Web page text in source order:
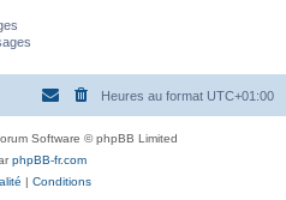
Heures au format UTC+01:00
Software © phpBB Limited
phpBB-fr.com
| Conditions